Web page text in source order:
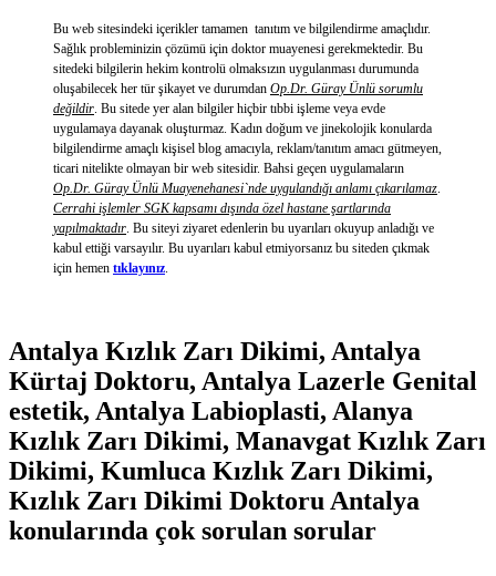
Bu web sitesindeki içerikler tamamen tanıtım ve bilgilendirme amaçlıdır.
Sağlık probleminizin çözümü için doktor muayenesi gerekmektedir. Bu
sitedeki bilgilerin hekim kontrolü olmaksızın uygulanması durumunda
oluşabilecek her tür şikayet ve durumdan Op.Dr. Güray Ünlü sorumlu
değildir. Bu sitede yer alan bilgiler hiçbir tıbbi işleme veya evde
uygulamaya dayanak oluşturmaz. Kadın doğum ve jinekolojik konularda
bilgilendirme amaçlı kişisel blog amacıyla, reklam/tanıtım amacı gütmeyen,
ticari nitelikte olmayan bir web sitesidir. Bahsi geçen uygulamaların
Op.Dr. Güray Ünlü Muayenehanesi`nde uygulandığı anlamı çıkarılamaz.
Cerrahi işlemler SGK kapsamı dışında özel hastane şartlarında
yapılmaktadır. Bu siteyi ziyaret edenlerin bu uyarıları okuyup anladığı ve
kabul ettiği varsayılır. Bu uyarıları kabul etmiyorsanız bu siteden çıkmak
için hemen tıklayınız.
Antalya Kızlık Zarı Dikimi, Antalya
Kürtaj Doktoru, Antalya Lazerle Genital
estetik, Antalya Labioplasti, Alanya
Kızlık Zarı Dikimi, Manavgat Kızlık Zarı
Dikimi, Kumluca Kızlık Zarı Dikimi,
Kızlık Zarı Dikimi Doktoru Antalya
konularında çok sorulan sorular